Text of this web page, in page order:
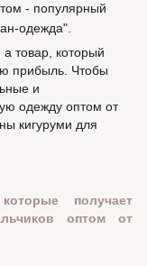
- популярный
одежда".
товар, который
прибыль. Чтобы
и
одежду оптом от
кигуруми для
получает
оптом от